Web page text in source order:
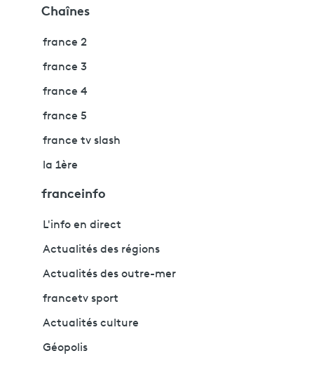
Chaînes
france 2
france 3
france 4
france 5
france tv slash
la 1ère
franceinfo
L'info en direct
Actualités des régions
Actualités des outre-mer
francetv sport
Actualités culture
Géopolis